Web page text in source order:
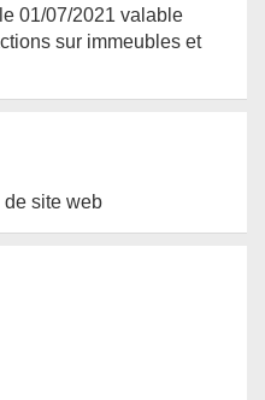
01/07/2021 valable
sur immeubles et
site web